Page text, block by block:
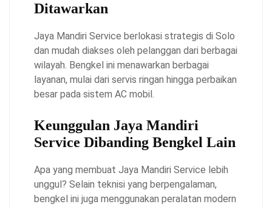
Ditawarkan
Jaya Mandiri Service berlokasi strategis di Solo
dan mudah diakses oleh pelanggan dari berbagai
wilayah. Bengkel ini menawarkan berbagai
layanan, mulai dari servis ringan hingga perbaikan
besar pada sistem AC mobil.
Keunggulan Jaya Mandiri
Service Dibanding Bengkel Lain
Apa yang membuat Jaya Mandiri Service lebih
unggul? Selain teknisi yang berpengalaman,
bengkel ini juga menggunakan peralatan modern